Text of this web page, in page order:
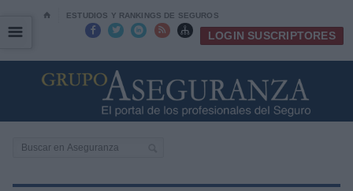
⌂ ESTUDIOS Y RANKINGS DE SEGUROS
     LOGIN SUSCRIPTORES
☰
☰